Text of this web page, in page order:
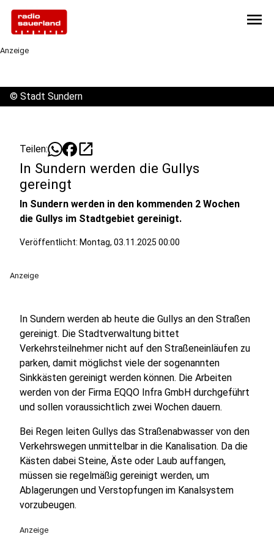
menu
Anzeige
© Stadt Sundern
Teilen: open_in_new
In Sundern werden die Gullys
gereingt
In Sundern werden in den kommenden 2 Wochen
die Gullys im Stadtgebiet gereinigt.
Veröffentlicht: Montag, 03.11.2025 00:00
Anzeige
In Sundern werden ab heute die Gullys an den Straßen
gereinigt. Die Stadtverwaltung bittet
Verkehrsteilnehmer nicht auf den Straßeneinläufen zu
parken, damit möglichst viele der sogenannten
Sinkkästen gereinigt werden können. Die Arbeiten
werden von der Firma EQQO Infra GmbH durchgeführt
und sollen voraussichtlich zwei Wochen dauern.
Bei Regen leiten Gullys das Straßenabwasser von den
Verkehrswegen unmittelbar in die Kanalisation. Da die
Kästen dabei Steine, Äste oder Laub auffangen,
müssen sie regelmäßig gereinigt werden, um
Ablagerungen und Verstopfungen im Kanalsystem
vorzubeugen.
Anzeige